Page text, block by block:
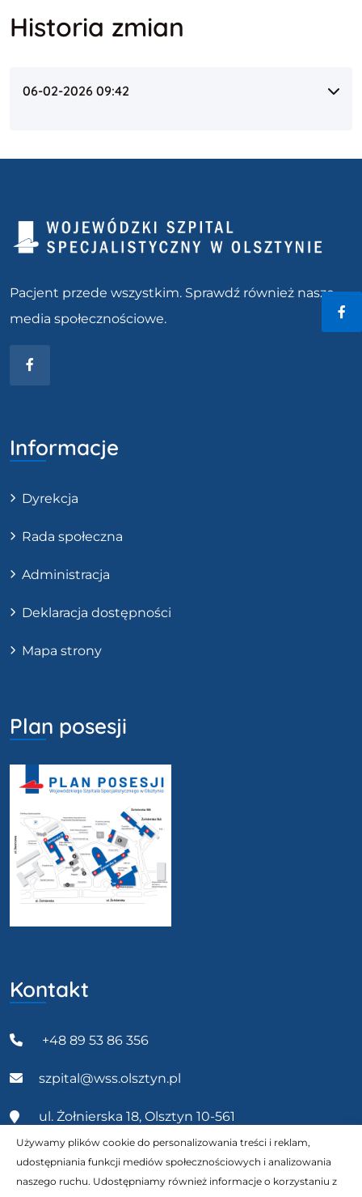
Historia zmian
06-02-2026 09:42
Pacjent przede wszystkim. Sprawdź również nasze
media społecznościowe.
Informacje
Dyrekcja
Rada społeczna
Administracja
Deklaracja dostępności
Mapa strony
Plan posesji
Kontakt
+48 89 53 86 356
szpital@wss.olsztyn.pl
ul. Żołnierska 18, Olsztyn 10-561
Używamy plików cookie do personalizowania treści i reklam,
udostępniania funkcji mediów społecznościowych i analizowania
naszego ruchu. Udostępniamy również informacje o korzystaniu z